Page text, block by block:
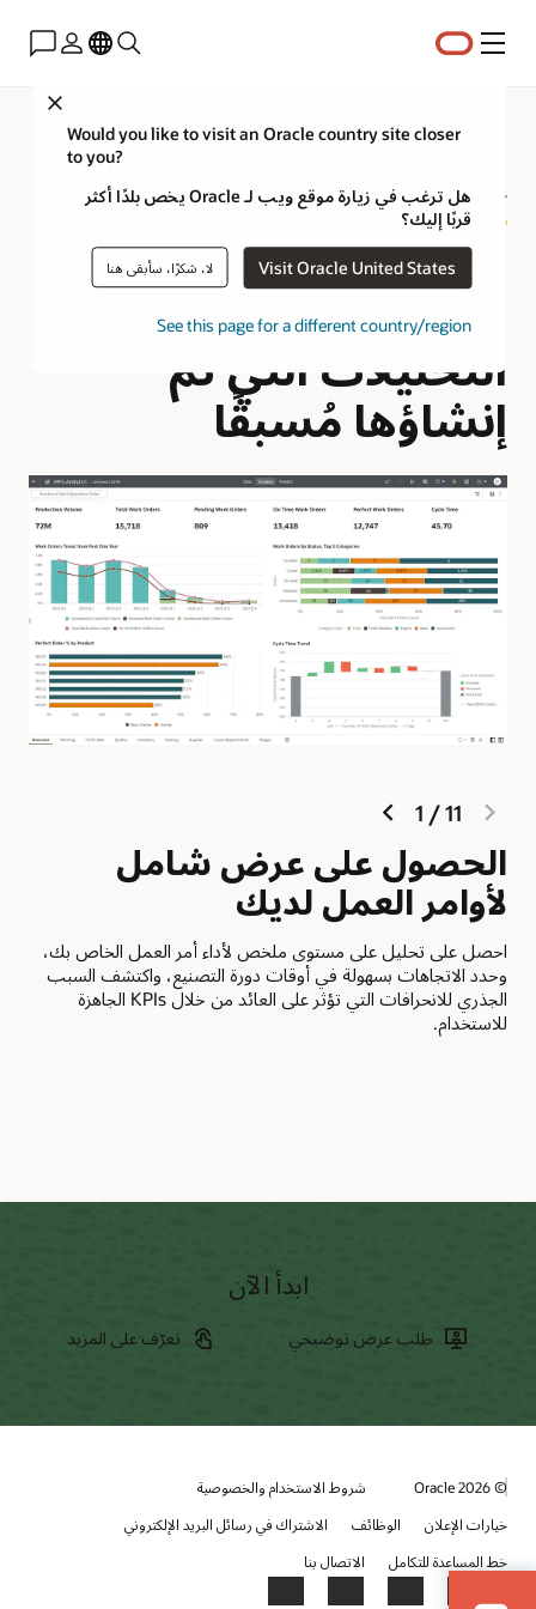
القائمة
Would you like to visit an Oracle country site closer
to you?
هل ترغب في زيارة موقع ويب لـ Oracle يخص بلدًا أكثر
قربًا إليك؟
Visit Oracle United States لا، شكرًا، سأبقى هنا
See this page for a different country/region
جولة حول منتج تحليلات التصنيع
فهم الإنتاج والجودة
وتحسينهما من خلال
التحليلات التي تم
إنشاؤها مُسبقًا
previous
slide
1 /11
الحصول على عرض شامل
لأوامر العمل لديك
احصل على تحليل على مستوى ملخص لأداء أمر العمل الخاص بك،
وحدد الاتجاهات بسهولة في أوقات دورة التصنيع، واكتشف السبب
الجذري للانحرافات التي تؤثر على العائد من خلال KPIs الجاهزة
للاستخدام.
ابدأ الآن
طلب عرض توضيحي تعرّف على المزيد
© 2026 Oracle
شروط الاستخدام والخصوصية
خيارات الإعلان
الوظائف
الاشتراك في رسائل البريد الإلكتروني
خط المساعدة للتكامل
الاتصال بنا
Facebook
X
LinkedIn
YouTube